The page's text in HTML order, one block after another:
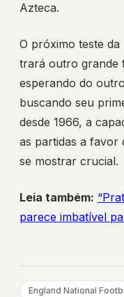
Azteca.
O próximo teste
trará outro grande
esperando do
buscando seu
desde 1966, a
as partidas a favor
se mostrar crucial.
Leia também:
parece imbatível
England National